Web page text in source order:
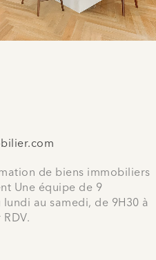
de biens immobiliers
Une équipe de 9
au samedi, de 9H30 à